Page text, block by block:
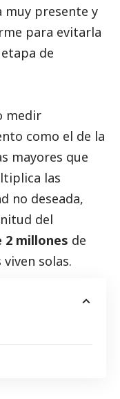
muy presente y
para evitarla
de
medir
como el de la
mayores que
las
no deseada,
del
2 millones de
solas.